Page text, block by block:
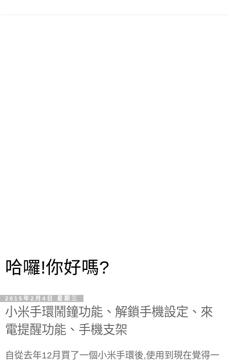
哈囉!你好嗎?
2015年2月4日 星期三
小米手環鬧鐘功能、解鎖手機設定、來
電提醒功能、手機支架
自從去年12月買了一個小米手環後,使用到現在覺得一